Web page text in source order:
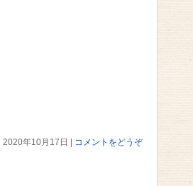
2020年10月17日
コメントをどうぞ